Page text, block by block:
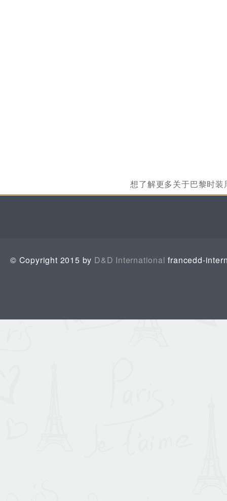
想了解更多关于巴黎时
© Copyright 2015 by D&D International francedd-